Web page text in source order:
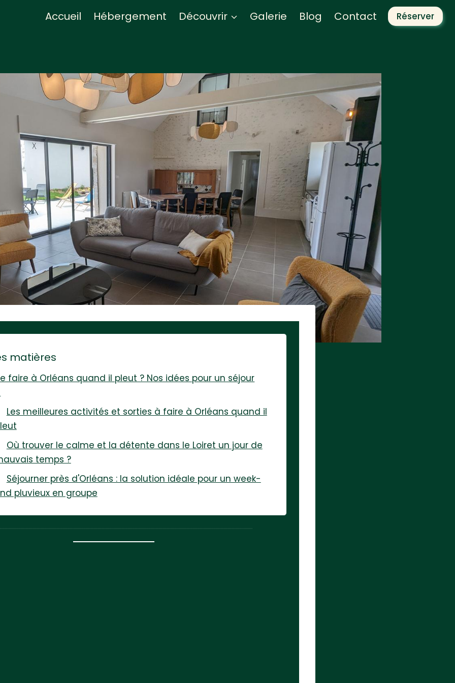
Accueil Hébergement Découvrir Galerie Blog Contact Réserver
matières
faire à Orléans quand il pleut ? Nos idées pour un séjour
Les meilleures activités et sorties à faire à Orléans quand il
Où trouver le calme et la détente dans le Loiret un jour de
temps ?
Séjourner près d'Orléans : la solution idéale pour un week-
pluvieux en groupe